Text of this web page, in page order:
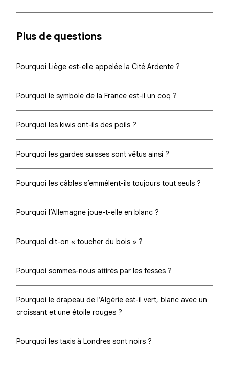
Plus de questions
Pourquoi Liège est-elle appelée la Cité Ardente ?
Pourquoi le symbole de la France est-il un coq ?
Pourquoi les kiwis ont-ils des poils ?
Pourquoi les gardes suisses sont vêtus ainsi ?
Pourquoi les câbles s’emmêlent-ils toujours tout seuls ?
Pourquoi l’Allemagne joue-t-elle en blanc ?
Pourquoi dit-on « toucher du bois » ?
Pourquoi sommes-nous attirés par les fesses ?
Pourquoi le drapeau de l’Algérie est-il vert, blanc avec un
croissant et une étoile rouges ?
Pourquoi les taxis à Londres sont noirs ?